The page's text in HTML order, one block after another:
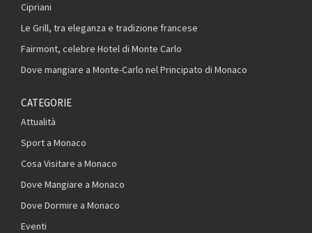
Cipriani
Le Grill, tra eleganza e tradizione francese
Fairmont, celebre Hotel di Monte Carlo
Dove mangiare a Monte-Carlo nel Principato di Monaco
CATEGORIE
Attualità
Sport a Monaco
Cosa Visitare a Monaco
Dove Mangiare a Monaco
Dove Dormire a Monaco
Eventi